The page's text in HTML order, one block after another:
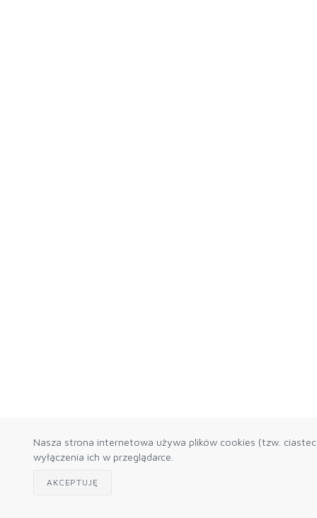
Nasza strona internetowa używa plików cookies (tzw.
wyłączenia ich w przeglądarce.
AKCEPTUJĘ